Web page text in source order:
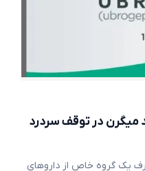
میگرن در توقف سردرد
یک گروه خاص از داروهای